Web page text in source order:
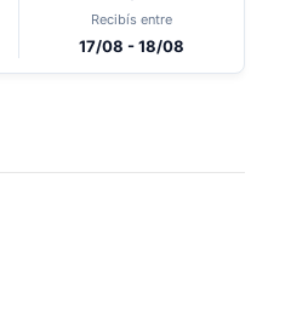
Recibís entre
17/08 - 18/08